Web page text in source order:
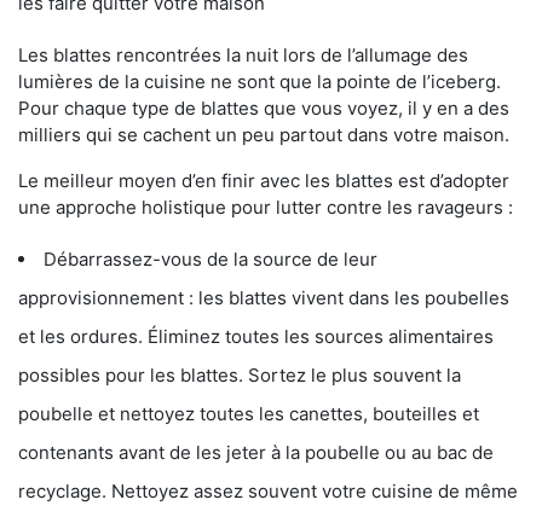
Les blattes rencontrées la nuit lors de l’allumage des
lumières de la cuisine ne sont que la pointe de l’iceberg.
Pour chaque type de blattes que vous voyez, il y en a des
milliers qui se cachent un peu partout dans votre maison.
Le meilleur moyen d’en finir avec les blattes est d’adopter
une approche holistique pour lutter contre les ravageurs :
Débarrassez-vous de la source de leur
approvisionnement : les blattes vivent dans les poubelles
et les ordures. Éliminez toutes les sources alimentaires
possibles pour les blattes. Sortez le plus souvent la
poubelle et nettoyez toutes les canettes, bouteilles et
contenants avant de les jeter à la poubelle ou au bac de
recyclage. Nettoyez assez souvent votre cuisine de même